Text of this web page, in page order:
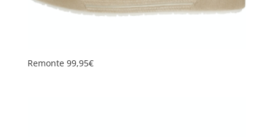
Remonte 99,95€